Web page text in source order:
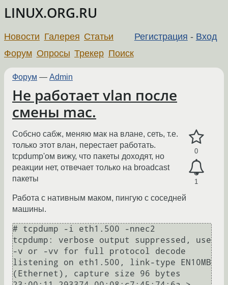
LINUX.ORG.RU
Регистрация - Вход
Новости Галерея Статьи
Форум Опросы Трекер Поиск
Форум — Admin
Не работает vlan после
смены mac.
0
1
Собсно сабж, меняю мак на влане, сеть, т.е.
только этот влан, перестает работать.
tcpdump'ом вижу, что пакеты доходят, но
реакции нет, отвечает только на broadcast
пакеты
Работа с нативным маком, пингую с соседней
машины.
# tcpdump -i eth1.500 -nnec2
tcpdump: verbose output suppressed, use
-v or -vv for full protocol decode
listening on eth1.500, link-type EN10MB
(Ethernet), capture size 96 bytes